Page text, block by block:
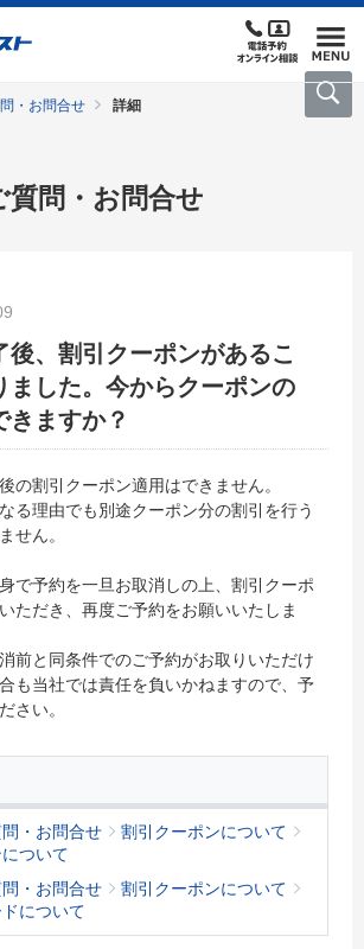
・お問合せ 詳細
質問・お問合せ
後、割引クーポンがあるこ
ました。今からクーポンの
きますか？
の割引クーポン適用はできません。
る理由でも別途クーポン分の割引を行う
せん。
で予約を一旦お取消しの上、割引クーポ
ただき、再度ご予約をお願いいたしま
前と同条件でのご予約がお取りいただけ
も当社では責任を負いかねますので、予
さい。
・お問合せ
割引クーポンについて
ついて
・お問合せ
割引クーポンについて
について